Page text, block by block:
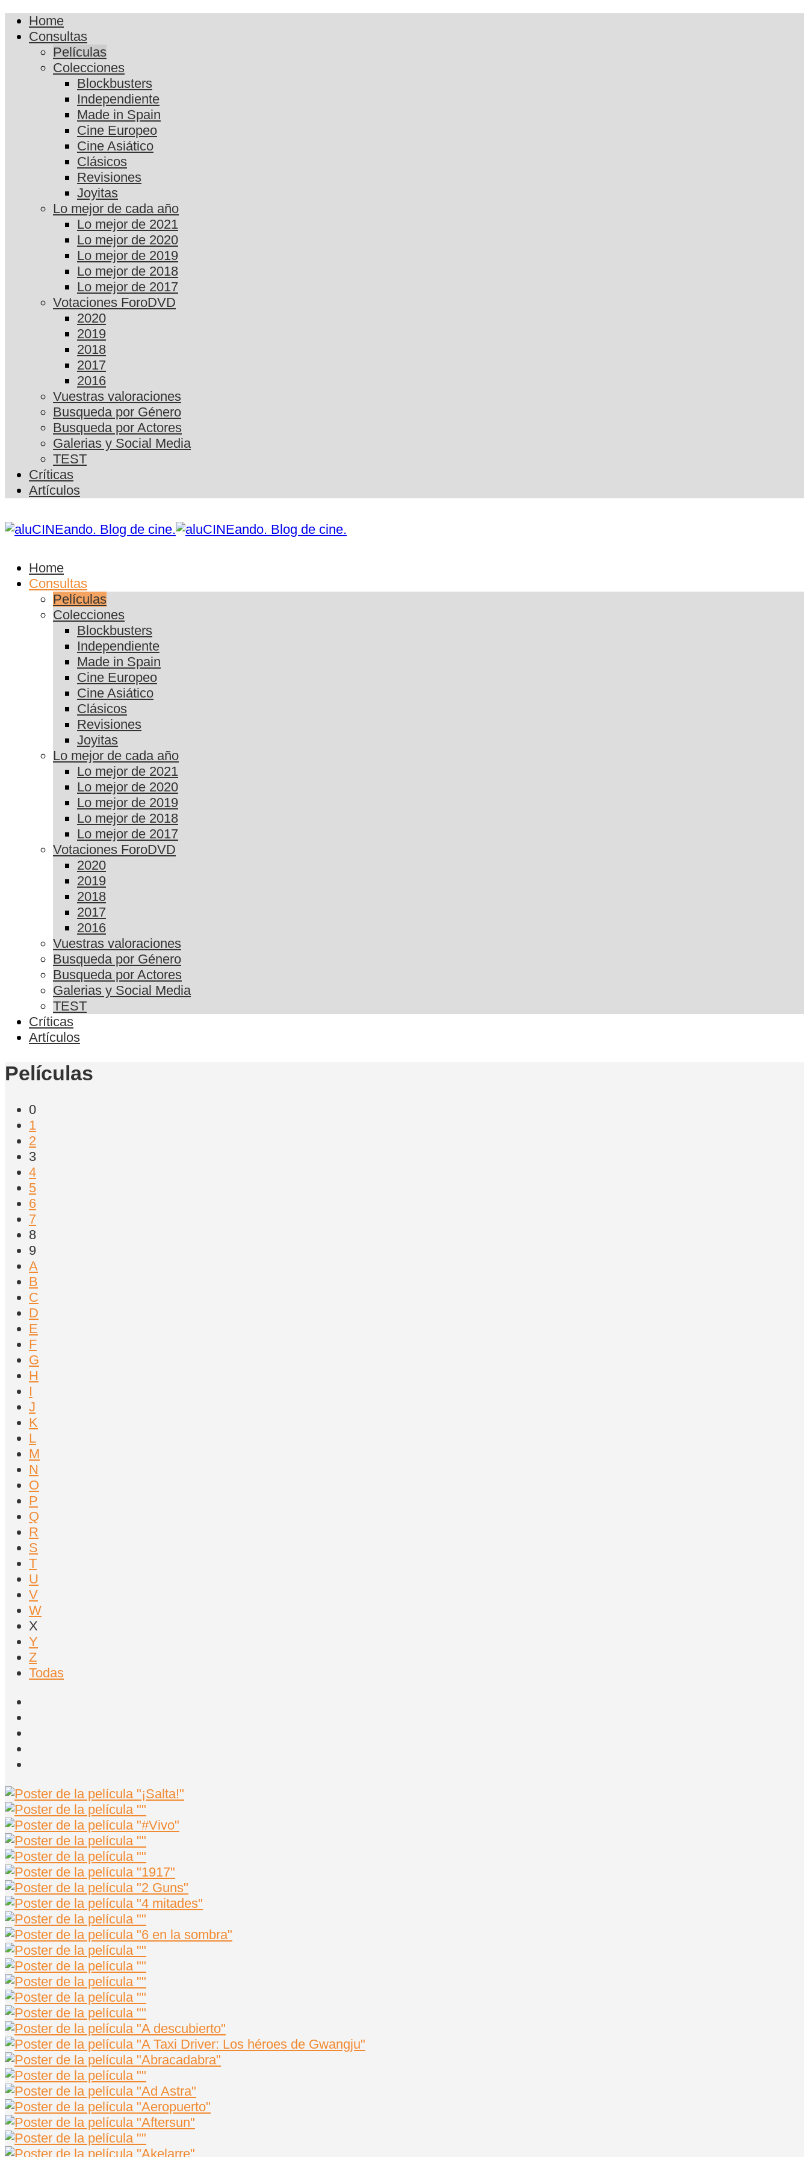
Home
Consultas
Películas
Colecciones
Blockbusters
Independiente
Made in Spain
Cine Europeo
Cine Asiático
Clásicos
Revisiones
Joyitas
Lo mejor de cada año
Lo mejor de 2021
Lo mejor de 2020
Lo mejor de 2019
Lo mejor de 2018
Lo mejor de 2017
Votaciones ForoDVD
2020
2019
2018
2017
2016
Vuestras valoraciones
Busqueda por Género
Busqueda por Actores
Galerias y Social Media
TEST
Críticas
Artículos
Home
Consultas
Películas
Colecciones
Blockbusters
Independiente
Made in Spain
Cine Europeo
Cine Asiático
Clásicos
Revisiones
Joyitas
Lo mejor de cada año
Lo mejor de 2021
Lo mejor de 2020
Lo mejor de 2019
Lo mejor de 2018
Lo mejor de 2017
Votaciones ForoDVD
2020
2019
2018
2017
2016
Vuestras valoraciones
Busqueda por Género
Busqueda por Actores
Galerias y Social Media
TEST
Críticas
Artículos
Películas
0
1
2
3
4
5
6
7
8
9
A
B
C
D
E
F
G
H
I
J
K
L
M
N
O
P
Q
R
S
T
U
V
W
X
Y
Z
Todas